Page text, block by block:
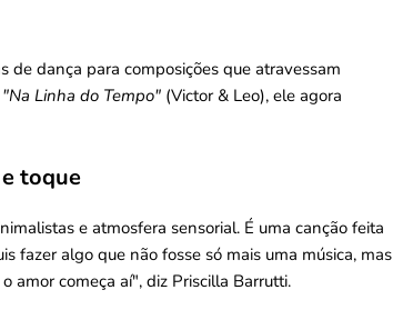
de dança para composições que atravessam
"Na Linha do Tempo" (Victor & Leo), ele agora
toque
e atmosfera sensorial. É uma canção feita
fazer algo que não fosse só mais uma música, mas
amor começa aí", diz Priscilla Barrutti.